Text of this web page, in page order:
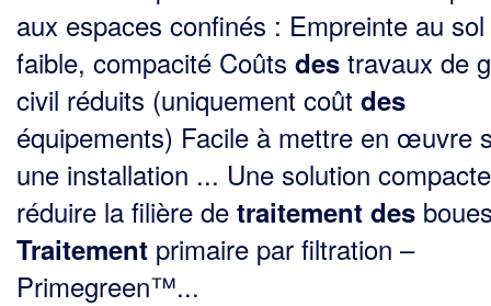
aux espaces confinés : Empreinte au sol
faible, compacité Coûts des travaux de
civil réduits (uniquement coût des
équipements) Facile à mettre en œuvre
une installation ... Une solution
réduire la filière de traitement des
Traitement primaire par filtration –
Primegreen™...